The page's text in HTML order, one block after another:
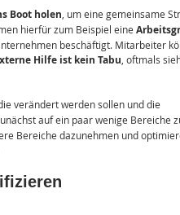
Boot holen , um eine gemeinsame
hierfür zum Beispiel eine
beschäftigt. Mitarbeiter
Hilfe ist kein Tabu , oftmals
verändert werden sollen und die
auf ein paar wenige Bereiche
Bereiche dazunehmen und